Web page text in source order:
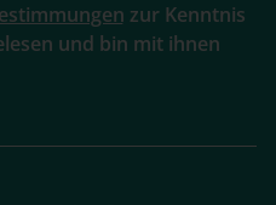
zur Kenntnis
und bin mit ihnen